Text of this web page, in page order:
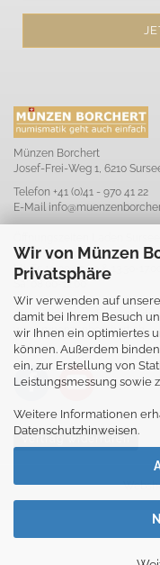
Wir von Münzen
Privatsphäre
Wir verwenden auf
damit bei Ihrem Besuch
wir Ihnen ein optimiertes
können. Außerdem
ein, zur Erstellung von
Leistungsmessung sowie
Weitere Informationen
Datenschutzhinweisen.
Münzen Borchert
Josef-Frei-Weg 1, 6210
Telefon +41 (0)41 - 970 41 22
E-Mail
Mo-Di: geschlossen
Mi-Fr: 10.00-12.00 & 13.30-17.00
Sa: 08.00-12.00
Abweichende Öffnungszeiten
www.muenzenborchert.ch